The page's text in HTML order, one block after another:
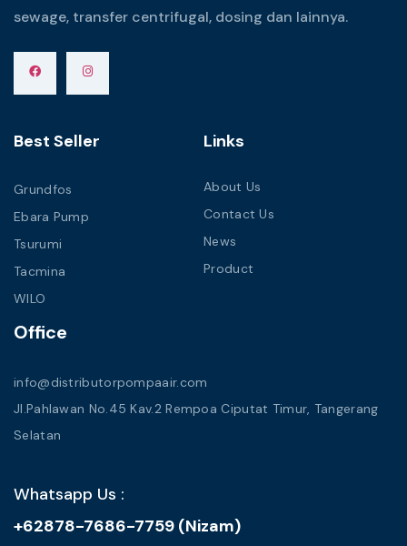
sewage, transfer centrifugal, dosing dan lainnya.
Best Seller
Grundfos
Ebara Pump
Tsurumi
Tacmina
WILO
Links
About Us
Contact Us
News
Product
Office
info@distributorpompaair.com
Jl.Pahlawan No.45 Kav.2 Rempoa Ciputat Timur, Tangerang
Selatan
Whatsapp Us :
+62878-7686-7759 (Nizam)